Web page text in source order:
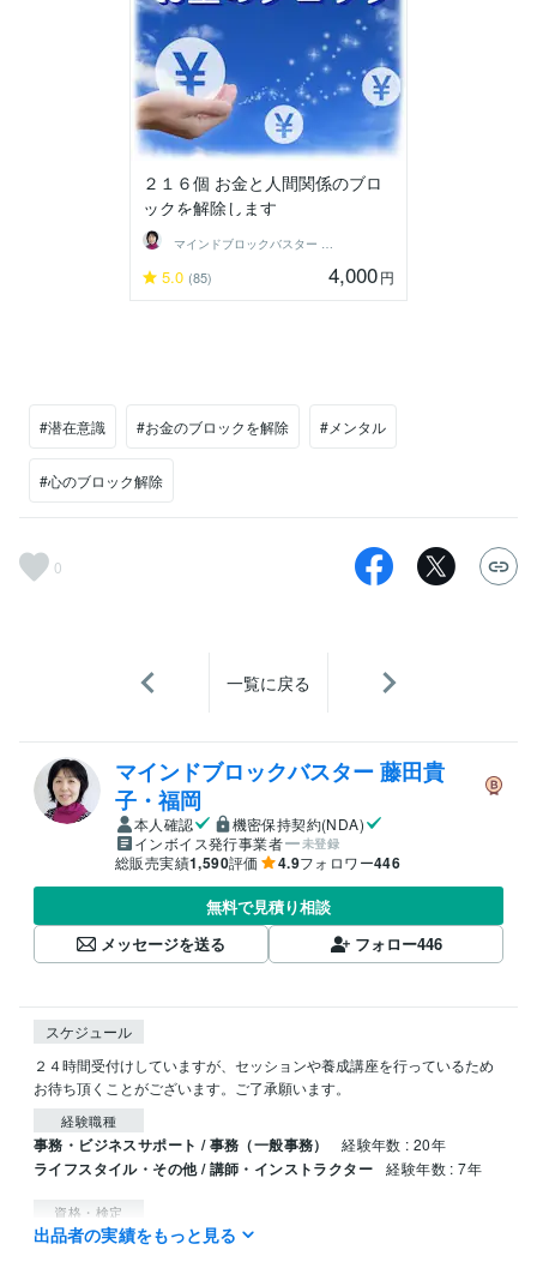
２１６個 お金と人間関係のブロ
ックを解除します
マインドブロックバスター 藤田貴子・福岡
5.0 (85) 4,000円
#潜在意識 #お金のブロックを解除 #メンタル
#心のブロック解除
0
一覧に戻る
マインドブロックバスター 藤田貴
子・福岡
本人確認
機密保持契約(NDA)
インボイス発行事業者
未登録
総販売実績1,590評価 4.9フォロワー446
無料で見積り相談
メッセージを送る
フォロー446
スケジュール
２４時間受付けしていますが、セッションや養成講座を行っているため
経験職種
事務・ビジネスサポート / 事務（一般事務） 経験年数 : 20年
ライフスタイル・その他 / 講師・インストラクター 経験年数 : 7年
資格・検定
実用英語技能検定2級 取得年 : 1990年
出品者の実績をもっと見る